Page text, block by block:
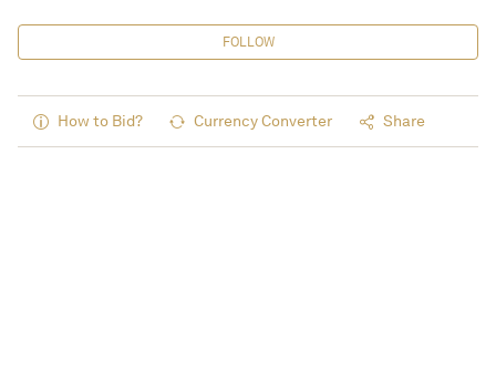
FOLLOW
How to Bid? Currency Converter Share